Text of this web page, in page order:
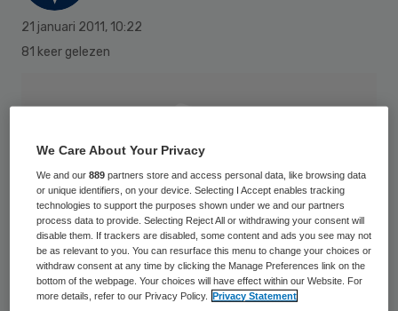
21 januari 2011, 10:22
81 keer gelezen
We Care About Your Privacy
We and our889 partners store and access personal data, like browsing data
or unique identifiers, on your device. Selecting I Accept enables tracking
technologies to support the purposes shown under we and our partners
process data to provide. Selecting Reject All or withdrawing your consent will
disable them. If trackers are disabled, some content and ads you see may not
be as relevant to you. You can resurface this menu to change your choices or
withdraw consent at any time by clicking the Manage Preferences link on the
bottom of the webpage. Your choices will have effect within our Website. For
more details, refer to our Privacy Policy.
Privacy Statement